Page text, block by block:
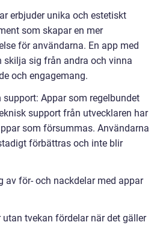
erbjuder unika och estetiskt
som skapar en mer
för användarna. En app med
skilja sig från andra och vinna
och engagemang.
support: Appar som regelbundet
support från utvecklaren har
som försummas. Användarna
förbättras och inte blir
av för- och nackdelar med appar
tvekan fördelar när det gäller